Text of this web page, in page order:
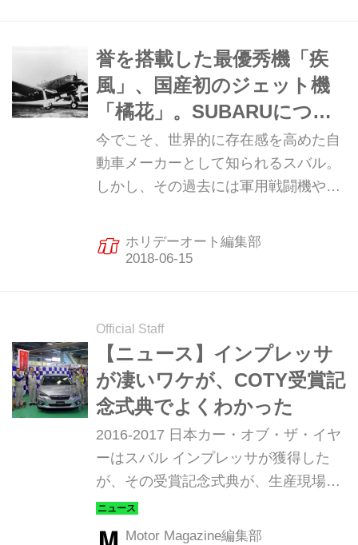
4月号より抜粋）【前編は
→https://web.motormagazine.co.jp/_ct/
17175792】
誉を搭載した最優秀機「疾
風」、国産初のジェット機
「橘花」。SUBARUにつな
がるスバルの全仕事【前
編・歴史】
今でこそ、世界的に存在感を高めた自
動車メーカーとして知られるスバル。
しかし、その過去には軍用戦闘機や鉄
してきた経緯がある。スバルの前身で
ある富士重工業、さらに中島飛行機に
1945年の中島飛行機時代。（ホリデー
オート2018年4月号より抜粋）
ホリデーオート編集部
Official Staff
【ニュース】インプレッサ
が凄いワケが、COTY受賞記
念式典でよくわかった
2016-2017 日本カー・オブ・ザ・イヤ
ーはスバル インプレッサが獲得した
が、その受賞記念式典が、生産現場で
ある富士重工 群馬製作所で開催され
た。
Motor Magazine編集部